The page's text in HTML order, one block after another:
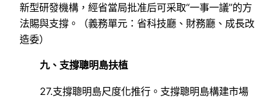
新型研發機構，經省當局批准后可采取“一事一議”的方
法賜與支撐。（義務單元：省科技廳、財務廳、成長改
造委）
九、支撐聰明島扶植
27.支撐聰明島尺度化推行。支撐聰明島構建市場